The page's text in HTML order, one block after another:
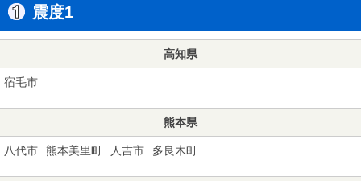
震度1
高知県
宿毛市
熊本県
八代市 熊本美里町 人吉市 多良木町